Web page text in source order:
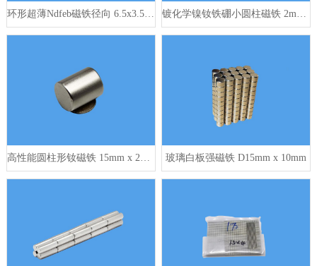
环形超薄Ndfeb磁铁径向 6.5x3.5x0.5mm
高性能圆柱形钕磁铁 15mm x 20mm 玻璃白板强磁铁 D15mm x 10mm